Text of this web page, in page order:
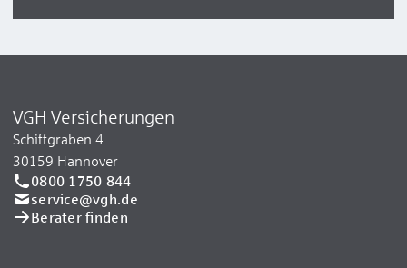
VGH Versicherungen
Schiffgraben 4
30159 Hannover
0800 1750 844
service@vgh.de
Berater finden